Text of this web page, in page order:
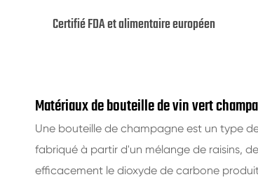
Certifié FDA et alimentaire européen
Matériaux de bouteille de vin vert
Une bouteille de champagne est un type
fabriqué à partir d'un mélange de raisins,
efficacement le dioxyde de carbone